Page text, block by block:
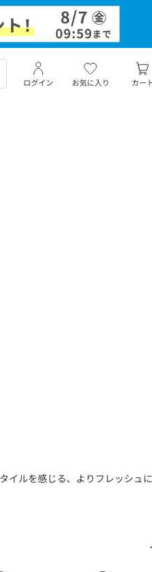
お気に入り
ログイン カー
イルを感じる、よりフレッシュ